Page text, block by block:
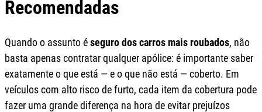
Recomendadas
Quando o assunto éseguro dos carros mais roubados, não
basta apenas contratar qualquer apólice: é importante saber
exatamente o que está — e o que não está — coberto. Em
veículos com alto risco de furto, cada item da cobertura pode
fazer uma grande diferença na hora de evitar prejuízos